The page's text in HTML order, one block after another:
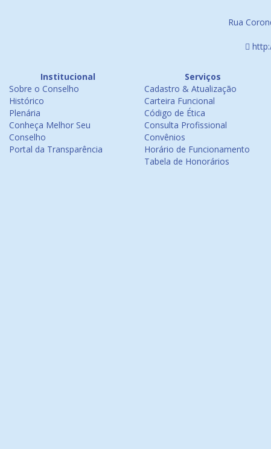
Rua
Institucional
Sobre o Conselho
Histórico
Plenária
Conheça Melhor Seu
Conselho
Portal da Transparência
Serviços
Cadastro & Atualização
Carteira Funcional
Código de Ética
Consulta Profissional
Convênios
Horário de Funcionamento
Tabela de Honorários